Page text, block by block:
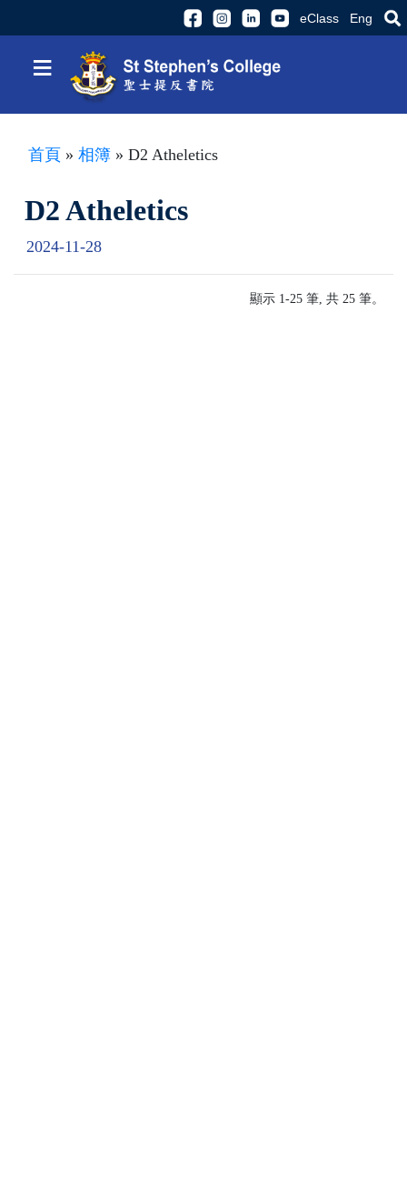
eClass Eng
≡
首頁 » 相簿 » D2 Atheletics
D2 Atheletics
2024-11-28
顯示 1-25 筆, 共 25 筆。